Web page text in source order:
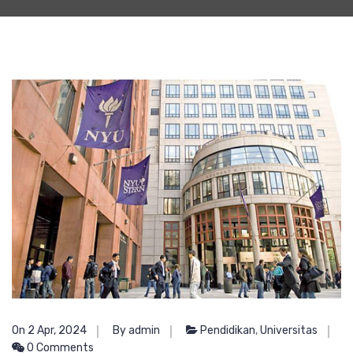
On 2 Apr, 2024 By admin Pendidikan,Universitas
0 Comments